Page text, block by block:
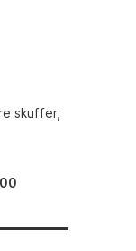
skuffer,